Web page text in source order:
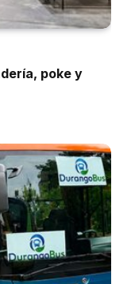
poke y